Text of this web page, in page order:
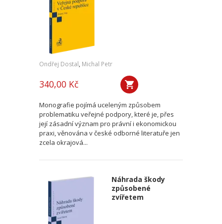
Ondřej Dostal, Michal Petr
340,00 Kč
Monografie pojímá uceleným způsobem
problematiku veřejné podpory, které je, přes
její zásadní význam pro právní i ekonomickou
praxi, věnována v české odborné literatuře jen
zcela okrajová...
Náhrada škody
způsobené
zvířetem